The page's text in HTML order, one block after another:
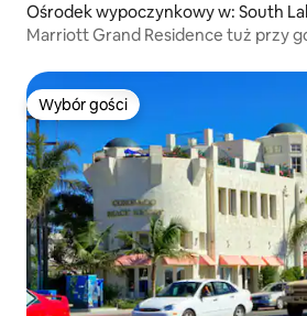
Ośrodek wypoczynkowy w: South
Marriott Grand Residence tuż przy
Wybór gości
Wybór gości